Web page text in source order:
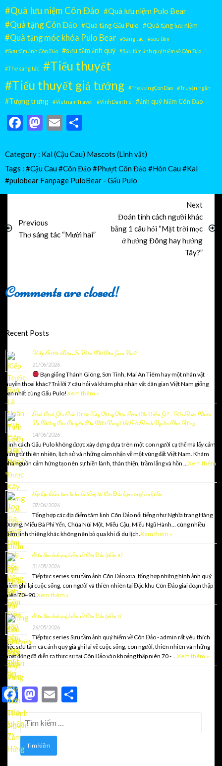
#Quà lưu niệm Côn Đảo #Quà lưu niệm Pulo Bear
#Quà tặng Côn Đảo #Quà tặng Gấu Pulo #Quà tặng lưu niệm
#Quà tặng móc khóa Pulo Bear #Sáng tác
#sưu tầm
#Sưu tầm ảnh Côn Đảo
#sưu tầm ảnh quý #Sưu tầm ảnh quý hiếm về Côn Đảo
#Thơ sáng tác
#Tiểu thuyết
#Tiểu thuyết giả tưởng
#TrekkingConDao #Truyện ngắn
#Tượng trưng #VietnamTravel #VinhDamTre #ảnh quý hiếm Côn Đảo
Facebook
Mastodon
Email
Category : Kal (Cậu Cau) Mascots (Linh vật)
Tags : #Cậu Cau#Côn Đảo #Phượt Côn Đảo #Hòn Cau#Kal
#pulobear Fanpage PuloBear - Gấu Pulo
Previous
Thơ sáng tác “Mười hai”
Next
Đoán tính cách người khác
bằng 1 câu hỏi “Mặt trời mọc
ở hướng Đông hay hướng
Tây?”
Comments are closed!
Recent Posts
Kiếp Trước Bạn Là Nhân Vật Dân Gian Nào?
21/06/2026
Bạn giống Thánh Gióng, Sơn Tinh, Mai An Tiêm hay một nhân vật
huyền thoại khác? Trả lời 7 câu hỏi và khám phá nhân vật dân gian Việt Nam giống
bạn nhất cùng Gấu Pulo!Xem thêm »
Tính Cách Gấu Pulo Được Xây Dựng Dựa Trên Đặc Điểm Gì? – Khi Thiên Nhiên
Và Những Câu Chuyện Của Một Vùng Đất Trở Thành Nguồn Cảm Hứng
14/06/2026
Tính cách Gấu Pulo không được xây dựng dựa trên một con người cụ thể mà lấy cảm
hứng từ thiên nhiên, lịch sử và những cảm nhận về một vùng đất Việt Nam. Khám
phá nguồn cảm hứng tạo nên sự hiền lành, thân thiện, trầm lắng và hồn …Xem thêm
»
Top địa điểm tâm linh nổi tiếng tại Côn Đảo bạn nên ghé một lần
07/06/2026
Tổng hợp các địa điểm tâm linh Côn Đảo nổi tiếng như Nghĩa trang Hàng
Dương, Miếu Bà Phi Yến, Chùa Núi Một, Miếu Cậu, Miếu Ngũ Hành… cùng nhiều
điểm linh thiêng khác không nên bỏ qua khi đi du lịch. Xem thêm »
Sưu tầm ảnh quý hiếm về Côn Đảo (phần 8)
31/05/2026
Tiếp tục series sưu tầm ảnh Côn Đảo xưa, tổng hợp những hình ảnh quý
hiếm ghi lại cuộc sống, con người và thiên nhiên tại Đặc khu Côn Đảo giai đoạn thập
niên 70–90. Xem thêm »
Sưu tầm ảnh quý hiếm về Côn Đảo (phần 7)
26/05/2026
Tiếp tục series Sưu tầm ảnh quý hiếm về Côn Đảo - admin rất yêu thích
việc sưu tầm các ảnh quý giá ghi lại về cuộc sống, con người, thiên nhiên và những
hoạt động đã diễn ra thực sự tại Côn Đảo vào khoảng thập niên 70 - …Xem thêm »
Facebook
Mastodon
Email
Tìm
kiếm
cho: